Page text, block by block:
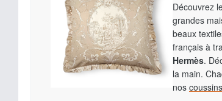
Découvrez
grandes
beaux
français à
Hermès.
la main.
nos